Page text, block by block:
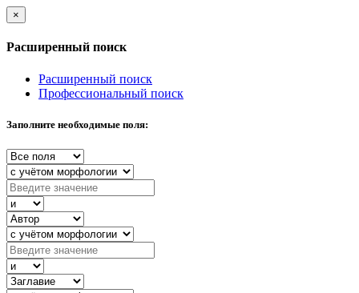
×
Расширенный поиск
Расширенный поиск
Профессиональный поиск
Заполните необходимые поля: